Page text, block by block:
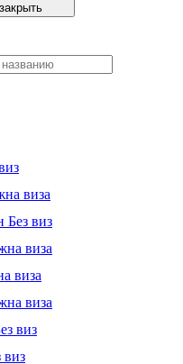
виза
Без виз
виза
виза
виза
виз
виз